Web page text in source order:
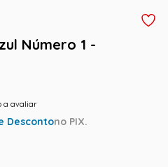
Número 1 -
a avaliar
Descontono PIX.